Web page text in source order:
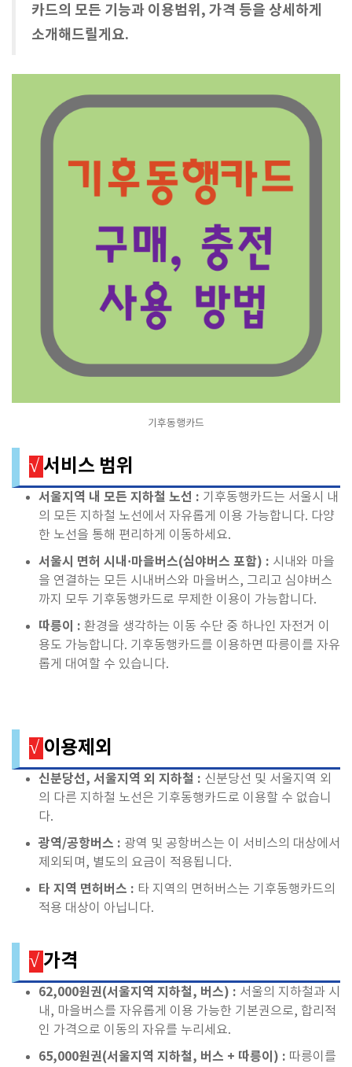
카드의 모든 기능과 이용범위, 가격 등을 상세하게
소개해드릴게요.
기후동행카드
√서비스 범위
서울지역 내 모든 지하철 노선 : 기후동행카드는 서울시 내
의 모든 지하철 노선에서 자유롭게 이용 가능합니다. 다양
한 노선을 통해 편리하게 이동하세요.
서울시 면허 시내·마을버스(심야버스 포함) : 시내와 마을
을 연결하는 모든 시내버스와 마을버스, 그리고 심야버스
까지 모두 기후동행카드로 무제한 이용이 가능합니다.
따릉이 : 환경을 생각하는 이동 수단 중 하나인 자전거 이
용도 가능합니다. 기후동행카드를 이용하면 따릉이를 자유
롭게 대여할 수 있습니다.
√ 이용제외
신분당선, 서울지역 외 지하철 : 신분당선 및 서울지역 외
의 다른 지하철 노선은 기후동행카드로 이용할 수 없습니
다.
광역/공항버스 : 광역 및 공항버스는 이 서비스의 대상에서
제외되며, 별도의 요금이 적용됩니다.
타 지역 면허버스 : 타 지역의 면허버스는 기후동행카드의
적용 대상이 아닙니다.
√ 가격
62,000원권(서울지역 지하철, 버스) : 서울의 지하철과 시
내, 마을버스를 자유롭게 이용 가능한 기본권으로, 합리적
인 가격으로 이동의 자유를 누리세요.
65,000원권(서울지역 지하철, 버스 + 따릉이) : 따릉이를